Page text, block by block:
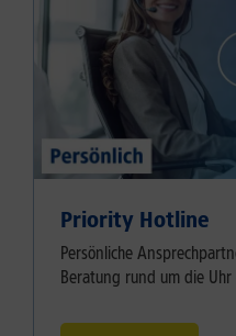
Priority Hotline
Persönliche
Beratung rund um die Uhr